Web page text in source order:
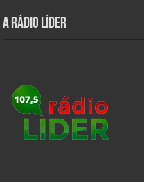
A Rádio Líder